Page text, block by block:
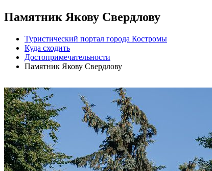
Памятник Якову Свердлову
Туристический портал города Костромы
Куда сходить
Достопримечательности
Памятник Якову Свердлову